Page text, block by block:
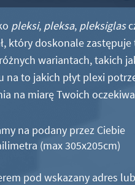
pleksi, pleksa, pleksiglas
który doskonale zastępuje
wariantach, takich
na to jakich płyt plexi
na miarę Twoich
na podany przez Ciebie
(max 305x205cm)
pod wskazany adres